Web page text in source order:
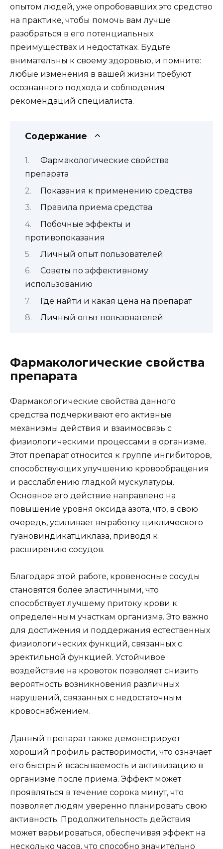
опытом людей, уже опробовавших это средство
на практике, чтобы помочь вам лучше
разобраться в его потенциальных
преимуществах и недостатках. Будьте
внимательны к своему здоровью, и помните:
любые изменения в вашей жизни требуют
осознанного подхода и соблюдения
рекомендаций специалиста.
Содержание
Фармакологические свойства
препарата
Показания к применению средства
Правила приема средства
Побочные эффекты и
противопоказания
Личный опыт пользователей
Советы по эффективному
использованию
Где найти и какая цена на препарат
Личный опыт пользователей
Фармакологические свойства
препарата
Фармакологические свойства данного
средства подчеркивают его активные
механизмы действия и взаимосвязь с
физиологическими процессами в организме.
Этот препарат относится к группе ингибиторов,
способствующих улучшению кровообращения
и расслаблению гладкой мускулатуры.
Основное его действие направлено на
повышение уровня оксида азота, что, в свою
очередь, усиливает выработку циклического
гуановиндикатциклаза, приводя к
расширению сосудов.
Благодаря этой работе, кровеносные сосуды
становятся более эластичными, что
способствует лучшему притоку крови к
определенным участкам организма. Это важно
для достижения и поддержания естественных
физиологических функций, связанных с
эректильной функцией. Устойчивое
воздействие на кровоток позволяет снизить
вероятность возникновения различных
нарушений, связанных с недостаточным
кровоснабжением.
Данный препарат также демонстрирует
хороший профиль растворимости, что означает
его быстрый всасываемость и активизацию в
организме после приема. Эффект может
проявляться в течение сорока минут, что
позволяет людям уверенно планировать свою
активность. Продолжительность действия
может варьироваться, обеспечивая эффект на
несколько часов, что способно значительно